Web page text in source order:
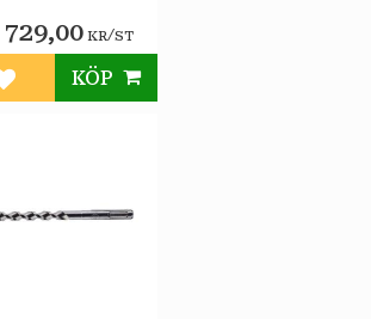
729,00KR/ST
Lägg till i favoriter
KÖP